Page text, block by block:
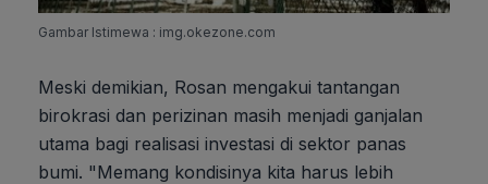
Gambar Istimewa : img.okezone.com
Meski demikian, Rosan mengakui tantangan
birokrasi dan perizinan masih menjadi ganjalan
utama bagi realisasi investasi di sektor panas
bumi. "Memang kondisinya kita harus lebih